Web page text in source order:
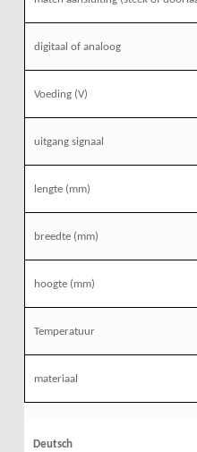
digitaal of analoog
Voeding (V)
uitgang signaal
lengte (mm)
breedte (mm)
hoogte (mm)
Temperatuur
materiaal
Deutsch